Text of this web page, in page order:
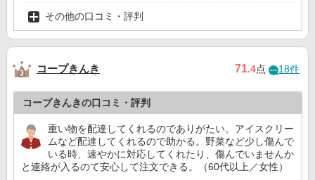
その他の口コミ・評判
コープきんき 71.4点 18件
コープきんきの口コミ・評判
重い物を配達してくれるのでありがたい。アイスクリー
ムなど配達してくれるので助かる。野菜など少し傷んで
いる時、速やかに対応してくれたり、傷んでいませんか
と連絡が入るのて安心して注文できる。（60代以上／女性）